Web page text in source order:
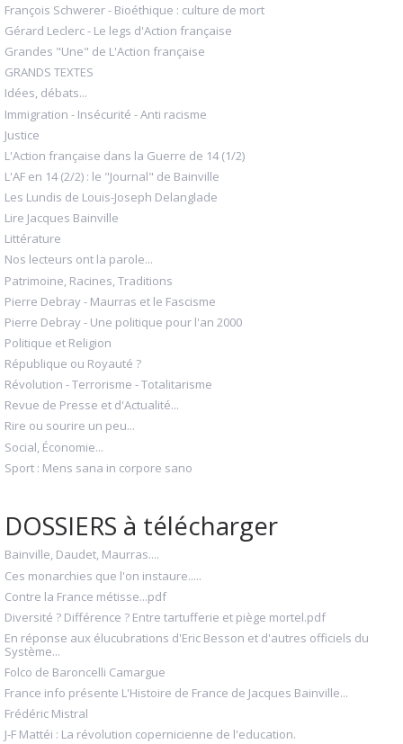
François Schwerer - Bioéthique : culture de mort
Gérard Leclerc - Le legs d'Action française
Grandes "Une" de L'Action française
GRANDS TEXTES
Idées, débats...
Immigration - Insécurité - Anti racisme
Justice
L'Action française dans la Guerre de 14 (1/2)
L'AF en 14 (2/2) : le "Journal" de Bainville
Les Lundis de Louis-Joseph Delanglade
Lire Jacques Bainville
Littérature
Nos lecteurs ont la parole...
Patrimoine, Racines, Traditions
Pierre Debray - Maurras et le Fascisme
Pierre Debray - Une politique pour l'an 2000
Politique et Religion
République ou Royauté ?
Révolution - Terrorisme - Totalitarisme
Revue de Presse et d'Actualité...
Rire ou sourire un peu...
Social, Économie...
Sport : Mens sana in corpore sano
DOSSIERS à télécharger
Bainville, Daudet, Maurras....
Ces monarchies que l'on instaure.....
Contre la France métisse...pdf
Diversité ? Différence ? Entre tartufferie et piège mortel.pdf
En réponse aux élucubrations d'Eric Besson et d'autres officiels du
Système...
Folco de Baroncelli Camargue
France info présente L'Histoire de France de Jacques Bainville...
Frédéric Mistral
J-F Mattéi : La révolution copernicienne de l'education.